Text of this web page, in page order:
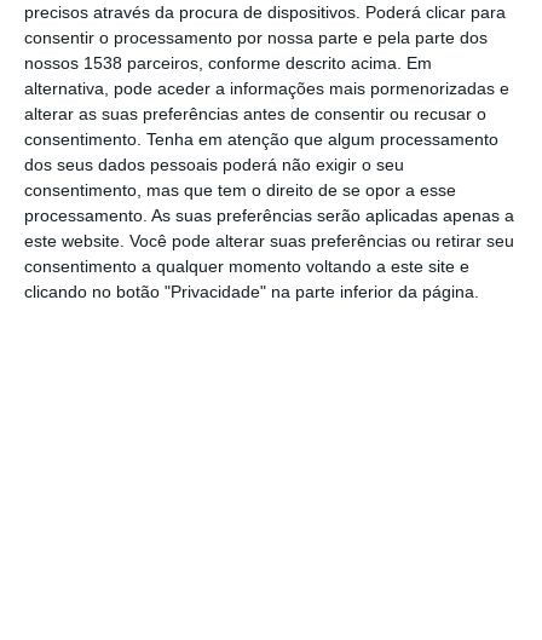
precisos através da procura de dispositivos. Poderá clicar para
consentir o processamento por nossa parte e pela parte dos
nossos 1538 parceiros, conforme descrito acima. Em
alternativa, pode aceder a informações mais pormenorizadas e
alterar as suas preferências antes de consentir ou recusar o
consentimento. Tenha em atenção que algum processamento
dos seus dados pessoais poderá não exigir o seu
consentimento, mas que tem o direito de se opor a esse
processamento. As suas preferências serão aplicadas apenas a
este website. Você pode alterar suas preferências ou retirar seu
consentimento a qualquer momento voltando a este site e
clicando no botão "Privacidade" na parte inferior da página.
concelho.
O concurso público, lançado esta segunda-
feira, contempla dois lotes de arruamentos a
reparar.
O primeiro lote, no valor de 138.200 euros,
prevê a reparação de arruamentos e ruas
nas freguesias de Benavente e Santo